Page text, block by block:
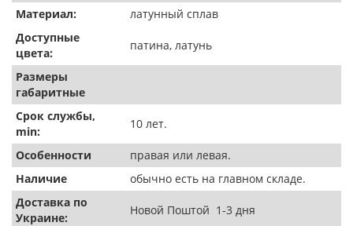
Материал:
латунный сплав
Доступные
цвета:
патина, латунь
Размеры
габаритные
Срок службы,
min:
10 лет.
Особенности
правая или левая.
Наличие
обычно есть на главном складе.
Доставка по
Украине:
Новой Поштой 1-3 дня